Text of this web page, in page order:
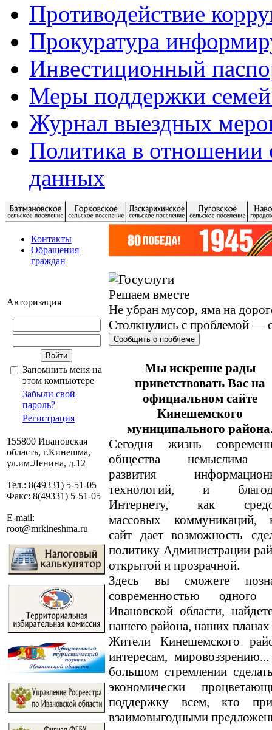
Противодействие
Прокуратура
Инвестиционный
Меры поддержки
Журнал выездных
Политика в отношении
данных
Контакты
Обращения
граждан
Авторизация
Запомнить меня на
этом компьютере
Забыли свой
пароль?
Регистрация
155800 Ивановская
область, г.Кинешма,
ул.им.Ленина, д.12
Тел.: 8(49331) 5-51-05
Факс: 8(49331) 5-51-05
E-mail:
root@mrkineshma.ru
Решаем вместе
Не убран мусор, яма на
Столкнулись с проблемой —
Сообщить о проблеме
Мы искренне рады
приветствовать Вас на
официальном сайте
Кинешемского
муниципального
Сегодня жизнь
общества немыслима
развития
технологий, и
Интернету, как
массовых коммуникаций,
сайт дает возможность
политику Администрации
открытой и прозрачной.
Здесь вы сможете
современностью
Ивановской области,
нашего района, наших
Жители Кинешемского
интересам,
большом стремлении
экономически
поддержку всем, кто
взаимовыгодными